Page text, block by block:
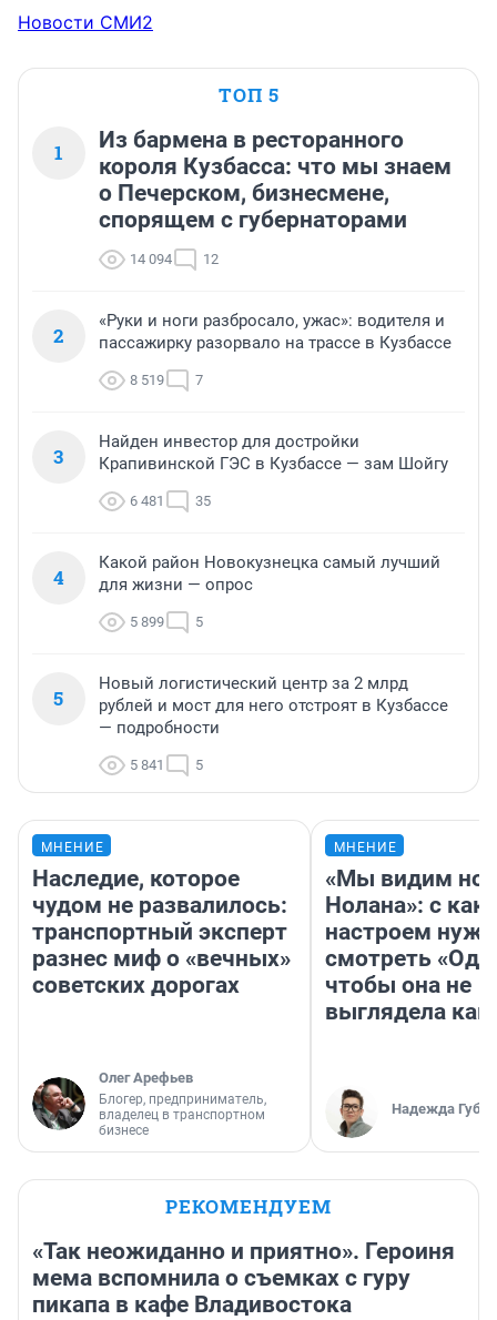
Новости СМИ2
ТОП 5
1
Из бармена в ресторанного
короля Кузбасса: что мы знаем
о Печерском, бизнесмене,
спорящем с губернаторами
14 094 12
2
«Руки и ноги разбросало, ужас»: водителя и
пассажирку разорвало на трассе в Кузбассе
8 519 7
3
Найден инвестор для достройки
Крапивинской ГЭС в Кузбассе — зам Шойгу
6 481 35
4
Какой район Новокузнецка самый лучший
для жизни — опрос
5 899 5
5
Новый логистический центр за 2 млрд
рублей и мост для него отстроят в Кузбассе
— подробности
5 841 5
МНЕНИЕ
Наследие, которое
чудом не развалилось:
транспортный эксперт
разнес миф о «вечных»
советских дорогах
Олег Арефьев
Блогер, предприниматель,
владелец в транспортном
бизнесе
МНЕНИЕ
«Мы видим
Нолана»: с
настроем
смотреть
чтобы она не
выглядела как
Надежда
РЕКОМЕНДУЕМ
«Так неожиданно и приятно». Героиня
мема вспомнила о съемках с гуру
пикапа в кафе Владивостока